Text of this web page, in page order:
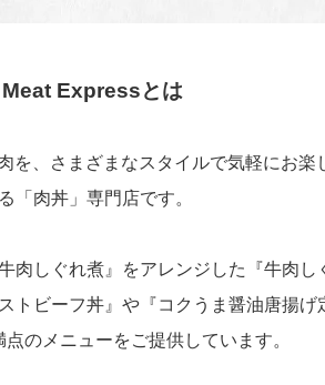
Expressとは
を、さまざまなスタイルで気軽にお楽
「肉丼」専門店です。
肉しぐれ煮』をアレンジした『牛肉し
トビーフ丼』や『コクうま醤油唐揚げ
のメニューをご提供しています。